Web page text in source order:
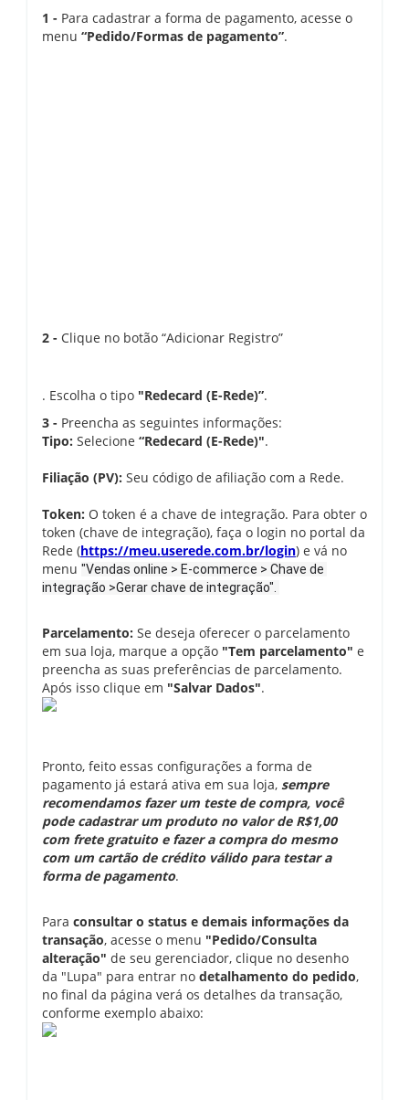
1 - Para cadastrar a forma de pagamento, acesse o
menu “Pedido/Formas de pagamento”.
2 - Clique no botão “Adicionar Registro”
. Escolha o tipo "Redecard (E-Rede)”.
3 - Preencha as seguintes informações:
Tipo: Selecione “Redecard (E-Rede)".
Filiação (PV): Seu código de afiliação com a Rede.
Token: O token é a chave de integração. Para obter o
token (chave de integração), faça o login no portal da
Rede (https://meu.userede.com.br/login) e vá no
menu "Vendas online > E-commerce > Chave de
integração >Gerar chave de integração".
Parcelamento: Se deseja oferecer o parcelamento
em sua loja, marque a opção "Tem parcelamento" e
preencha as suas preferências de parcelamento.
Após isso clique em "Salvar Dados".
Pronto, feito essas configurações a forma de
pagamento já estará ativa em sua loja, sempre
recomendamos fazer um teste de compra, você
pode cadastrar um produto no valor de R$1,00
com frete gratuito e fazer a compra do mesmo
com um cartão de crédito válido para testar a
forma de pagamento.
Para consultar o status e demais informações da
transação, acesse o menu "Pedido/Consulta
alteração" de seu gerenciador, clique no desenho
da "Lupa" para entrar no detalhamento do pedido,
no final da página verá os detalhes da transação,
conforme exemplo abaixo: